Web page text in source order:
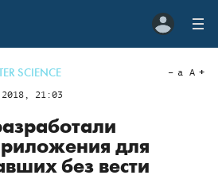
SCIENCE
21:03
a A
для
без вести